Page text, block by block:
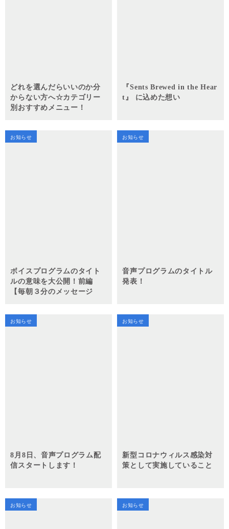
どれを選んだらいいのか分
からない方へ☆カテゴリー
別おすすめメニュー！
『Sents Brewed in the Hear
t』 に込めた想い
お知らせ
ボイスプログラムのタイト
ルの意味を大公開！前編
【毎朝３分のメッセージ
毎日をあなたへ～ Scents
お知らせ
音声プログラムのタイトル
発表！
お知らせ
8月8日、音声プログラム配
信スタートします！
お知らせ
新型コロナウィルス感染対
策として実施していること
お知らせ お知らせ